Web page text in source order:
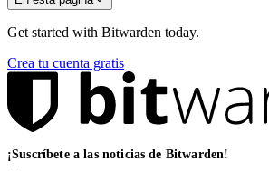
Get started with Bitwarden today.
Crea tu cuenta gratis
¡Suscríbete a las noticias de Bitwarden!